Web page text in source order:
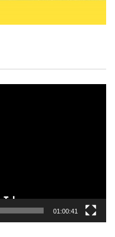
01:00:41